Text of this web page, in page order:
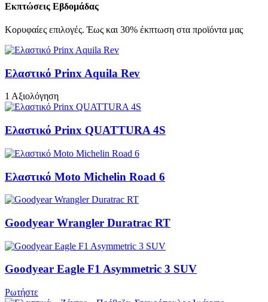
Εκπτώσεις Εβδομάδας
Κορυφαίες επιλογές. Έως και 30% έκπτωση στα προϊόντα μας
Ελαστικό Prinx Aquila Rev
1 Αξιολόγηση
Ελαστικό Prinx QUATTURA 4S
Ελαστικό Moto Michelin Road 6
Goodyear Wrangler Duratrac RT
Goodyear Eagle F1 Asymmetric 3 SUV
Ρωτήστε